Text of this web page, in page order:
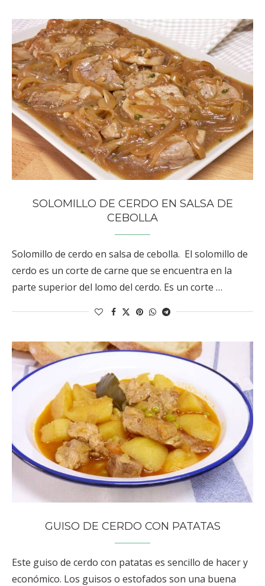
SOLOMILLO DE CERDO EN SALSA DE
CEBOLLA
Solomillo de cerdo en salsa de cebolla. El solomillo de
cerdo es un corte de carne que se encuentra en la
parte superior del lomo del cerdo. Es un corte …
GUISO DE CERDO CON PATATAS
Este guiso de cerdo con patatas es sencillo de hacer y
económico. Los guisos o estofados son una buena